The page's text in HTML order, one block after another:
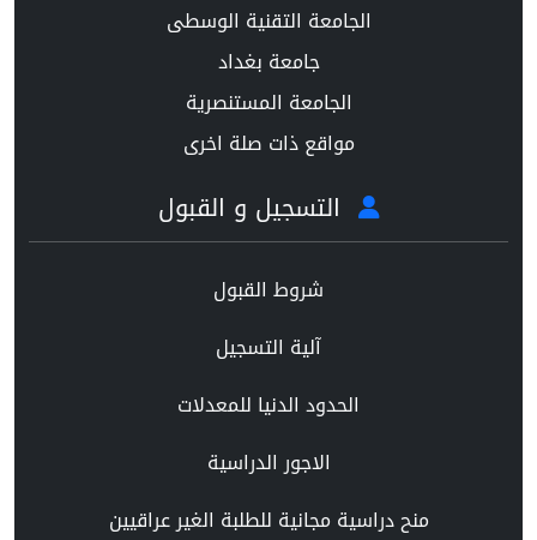
الجامعة التقنية الوسطى
جامعة بغداد
الجامعة المستنصرية
مواقع ذات صلة اخرى
التسجيل و القبول
شروط القبول
آلية التسجيل
الحدود الدنيا للمعدلات
الاجور الدراسية
منح دراسية مجانية للطلبة الغير عراقيين